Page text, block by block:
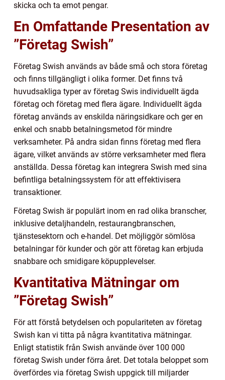
skicka och ta emot pengar.
En Omfattande Presentation av
”Företag Swish”
Företag Swish används av både små och stora företag
och finns tillgängligt i olika former. Det finns två
huvudsakliga typer av företag Swis individuellt ägda
företag och företag med flera ägare. Individuellt ägda
företag används av enskilda näringsidkare och ger en
enkel och snabb betalningsmetod för mindre
verksamheter. På andra sidan finns företag med flera
ägare, vilket används av större verksamheter med flera
anställda. Dessa företag kan integrera Swish med sina
befintliga betalningssystem för att effektivisera
transaktioner.
Företag Swish är populärt inom en rad olika branscher,
inklusive detaljhandeln, restaurangbranschen,
tjänstesektorn och e-handel. Det möjliggör sömlösa
betalningar för kunder och gör att företag kan erbjuda
snabbare och smidigare köpupplevelser.
Kvantitativa Mätningar om
”Företag Swish”
För att förstå betydelsen och populariteten av företag
Swish kan vi titta på några kvantitativa mätningar.
Enligt statistik från Swish använde över 100 000
företag Swish under förra året. Det totala beloppet som
överfördes via företag Swish uppgick till miljarder